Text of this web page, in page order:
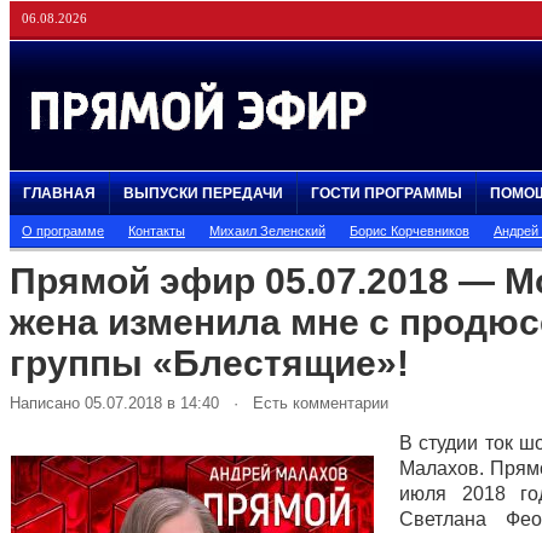
06.08.2026
ГЛАВНАЯ ВЫПУСКИ ПЕРЕДАЧИ ГОСТИ ПРОГРАММЫ
О программе Контакты Михаил Зеленский Борис Корчевников
Прямой эфир 05.07.2018 —
жена изменила мне с
группы «Блестящие»!
Написано 05.07.2018 в 14:40 · Есть комментарии
В студии ток
Малахов.
июля 2018
Светлана